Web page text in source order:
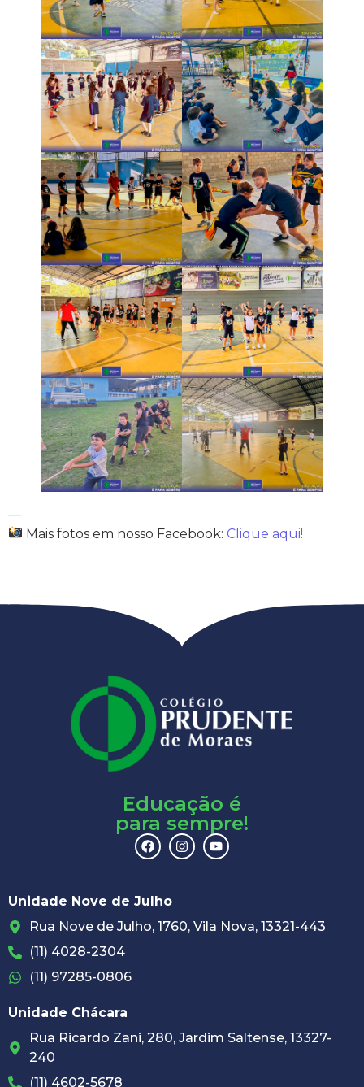
—
Mais fotos em nosso Facebook: Clique aqui!
Educação é
para sempre!
Unidade Nove de Julho
Rua Nove de Julho, 1760, Vila Nova, 13321-443
(11) 4028-2304
(11) 97285-0806
Unidade Chácara
Rua Ricardo Zani, 280, Jardim Saltense, 13327-
240
(11) 4602-5678